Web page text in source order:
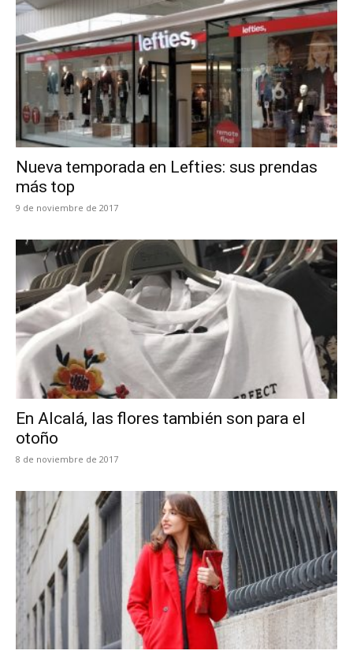
Nueva temporada en Lefties: sus prendas
más top
9 de noviembre de 2017
En Alcalá, las flores también son para el
otoño
8 de noviembre de 2017